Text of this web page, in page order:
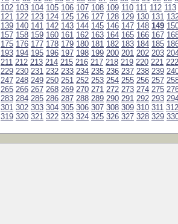
102 103 104 105 106 107 108 109 110 111 112 113
121 122 123 124 125 126 127 128 129 130 131
139 140 141 142 143 144 145 146 147 148 149
157 158 159 160 161 162 163 164 165 166 167
175 176 177 178 179 180 181 182 183 184 185
193 194 195 196 197 198 199 200 201 202 203
211 212 213 214 215 216 217 218 219 220 221 222
229 230 231 232 233 234 235 236 237 238 239
247 248 249 250 251 252 253 254 255 256 257
265 266 267 268 269 270 271 272 273 274 275
283 284 285 286 287 288 289 290 291 292 293
301 302 303 304 305 306 307 308 309 310 311 312
319 320 321 322 323 324 325 326 327 328 329